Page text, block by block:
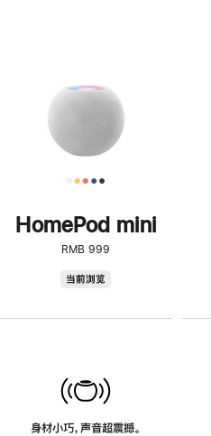
HomePod mini
RMB 999
当前浏览
身材小巧，声音超震撼。